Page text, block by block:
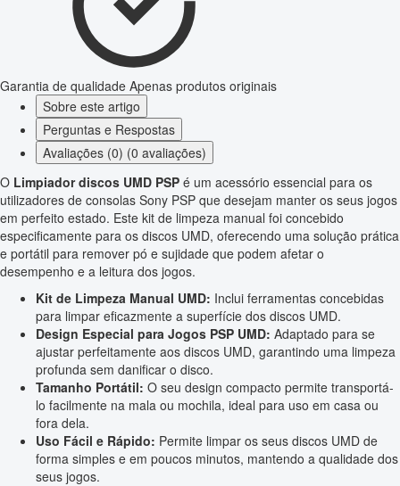
Garantia de qualidade Apenas produtos originais
Sobre este artigo
Perguntas e Respostas
Avaliações (0) (0 avaliações)
O Limpiador discos UMD PSP é um acessório essencial para os
utilizadores de consolas Sony PSP que desejam manter os seus jogos
em perfeito estado. Este kit de limpeza manual foi concebido
especificamente para os discos UMD, oferecendo uma solução prática
e portátil para remover pó e sujidade que podem afetar o
desempenho e a leitura dos jogos.
Kit de Limpeza Manual UMD: Inclui ferramentas concebidas
para limpar eficazmente a superfície dos discos UMD.
Design Especial para Jogos PSP UMD: Adaptado para se
ajustar perfeitamente aos discos UMD, garantindo uma limpeza
profunda sem danificar o disco.
Tamanho Portátil: O seu design compacto permite transportá-
lo facilmente na mala ou mochila, ideal para uso em casa ou
fora dela.
Uso Fácil e Rápido: Permite limpar os seus discos UMD de
forma simples e em poucos minutos, mantendo a qualidade dos
seus jogos.